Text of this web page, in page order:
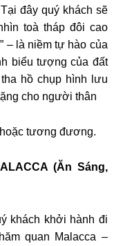
đây quý khách sẽ
toà tháp đôi cao
– là niềm tự hào của
biểu tượng của đất
hồ chụp hình lưu
cho người thân
tương đương.
(Ăn Sáng,
khách khởi hành đi
quan Malacca –